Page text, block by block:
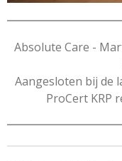
Absolute Care -
Aangesloten bij de
ProCert KRP